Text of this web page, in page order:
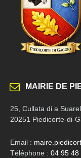
MAIRIE DE
25, Cullata di a
20251 Piedicorte-di-
Email :
Téléphone : 04 95 48